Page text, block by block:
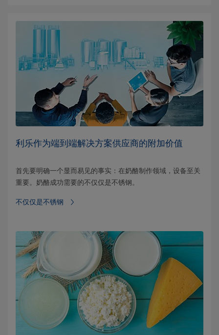
利乐作为端到端解决方案供应商的附加价值
首先要明确一个显而易见的事实：在奶酪制作领域，设备至关
重要。奶酪成功需要的不仅仅是不锈钢。
不仅仅是不锈钢